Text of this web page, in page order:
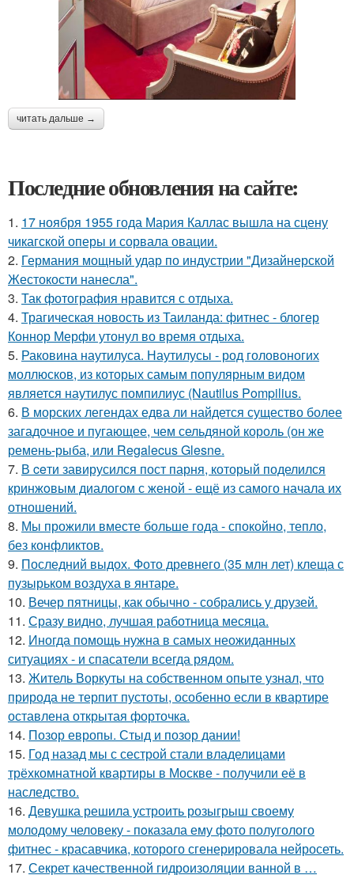
читать дальше →
Последние обновления на сайте:
1. 17 ноября 1955 года Мария Каллас вышла на сцену
чикагской оперы и сорвала овации.
2. Германия мощный удар по индустрии "Дизайнерской
Жестокости нанесла".
3. Так фотография нравится с отдыха.
4. Трагическая новость из Таиланда: фитнес - блогер
Коннор Мерфи утонул во время отдыха.
5. Раковина наутилуса. Наутилусы - род головоногих
моллюсков, из которых самым популярным видом
является наутилус помпилиус (Nautilus Pompilius.
6. В морских легендах едва ли найдется существо более
загадочное и пугающее, чем сельдяной король (он же
ремень-рыба, или Regalecus Glesne.
7. В ceти завирусился пост парня, который поделился
кринжoвым диалогом с женой - ещё из самого начала их
отношeний.
8. Мы прожили вместе больше года - спокойно, тепло,
без конфликтов.
9. Последний выдох. Фото древнего (35 млн лет) клеща с
пузырьком воздуха в янтаре.
10. Вечер пятницы, как обычно - собрались у друзей.
11. Сразу видно, лучшая работница месяца.
12. Иногда помощь нужна в самых неожиданных
ситуациях - и спасатели всегда рядом.
13. Житель Воркуты на собственном опыте узнал, что
природа не терпит пустоты, особенно если в квартире
оставлена открытая форточка.
14. Позор европы. Стыд и позор дании!
15. Год назад мы с сестрой стали владелицами
трёхкомнатной квартиры в Москве - получили её в
наследство.
16. Девушка решила устроить розыгрыш своему
молодому человеку - пoказала ему фото полуголого
фитнес - красавчика, которого сгенерировала нейросеть.
17. Секрет качественной гидроизоляции ванной в …